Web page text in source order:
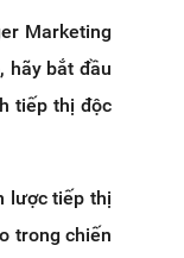
Marketing
hãy bắt đầu
tiếp thị độc
lược tiếp thị
trong chiến